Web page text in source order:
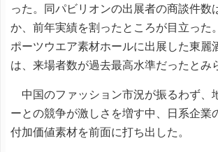
った。同パビリオンの出展者の商談件数
か、前年実績を割ったところが目立った
ポーツウエア素材ホールに出展した東麗
は、来場者数が過去最高水準だったとみ
中国のファッション市況が振るわず、
ーとの競争が激しさを増す中、日系企業
付加価値素材を前面に打ち出した。